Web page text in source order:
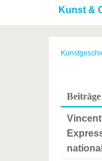
Strukturwandel
Kunst &